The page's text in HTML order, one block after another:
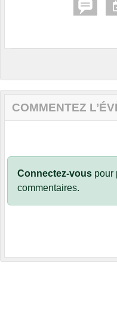
COMMENTEZ
Connectez-vous pour
commentaires.